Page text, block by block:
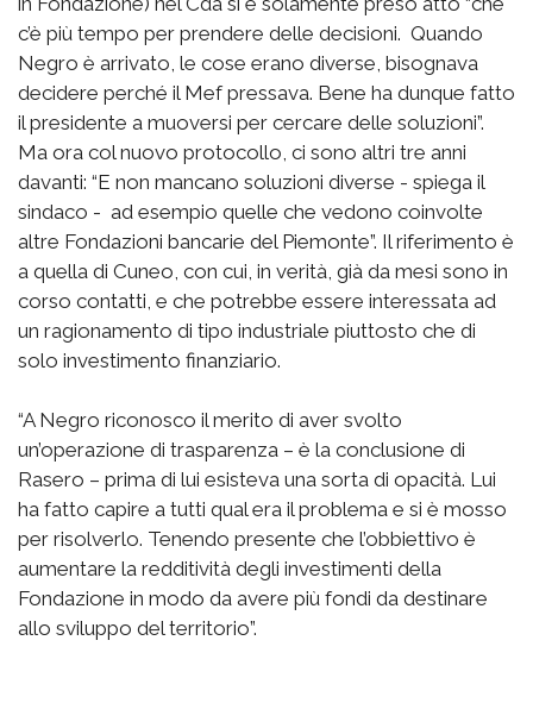
c’è più tempo per prendere delle decisioni. Quando
Negro è arrivato, le cose erano diverse, bisognava
decidere perché il Mef pressava. Bene ha dunque fatto
il presidente a muoversi per cercare delle soluzioni”.
Ma ora col nuovo protocollo, ci sono altri tre anni
davanti: “E non mancano soluzioni diverse - spiega il
sindaco - ad esempio quelle che vedono coinvolte
altre Fondazioni bancarie del Piemonte”. Il riferimento è
a quella di Cuneo, con cui, in verità, già da mesi sono in
corso contatti, e che potrebbe essere interessata ad
un ragionamento di tipo industriale piuttosto che di
solo investimento finanziario.
“A Negro riconosco il merito di aver svolto
un’operazione di trasparenza – è la conclusione di
Rasero – prima di lui esisteva una sorta di opacità. Lui
ha fatto capire a tutti qual era il problema e si è mosso
per risolverlo. Tenendo presente che l’obbiettivo è
aumentare la redditività degli investimenti della
Fondazione in modo da avere più fondi da destinare
allo sviluppo del territorio”.